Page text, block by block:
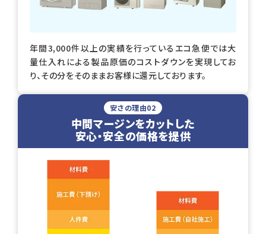
年間3,000件以上の実績を行っているエコ急便では大
量仕入れによる製品原価のコストダウンを実現してお
り、その分をそのままお客様に還元しております。
安さの理由02
中間マージンをカットした
安心・安全の価格を提供